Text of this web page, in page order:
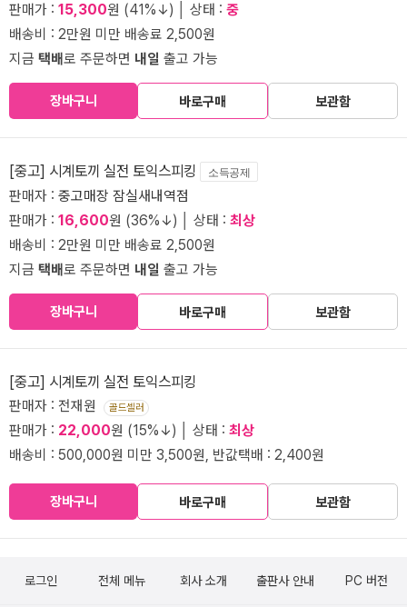
판매가 : 15,300원 (41%↓) │ 상태 : 중
배송비 : 2만원 미만 배송료 2,500원
지금 택배로 주문하면 내일 출고 가능
장바구니 바로구매 보관함
[중고] 시계토끼 실전 토익스피킹 소득공제
판매자 : 중고매장 잠실새내역점
판매가 : 16,600원 (36%↓) │ 상태 : 최상
배송비 : 2만원 미만 배송료 2,500원
지금 택배로 주문하면 내일 출고 가능
장바구니 바로구매 보관함
[중고] 시계토끼 실전 토익스피킹
판매자 : 전재원 골드셀러
판매가 : 22,000원 (15%↓) │ 상태 : 최상
배송비 : 500,000원 미만 3,500원, 반값택배 : 2,400원
장바구니 바로구매 보관함
로그인 전체 메뉴 회사 소개 출판사 안내 PC 버전